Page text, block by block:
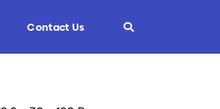
Contact Us